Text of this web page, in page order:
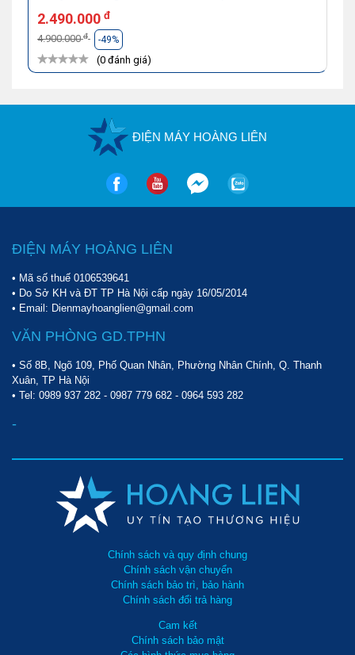
2.490.000 đ
4.900.000đ -49%
(0 đánh giá)
ĐIỆN MÁY HOÀNG LIÊN
ĐIỆN MÁY HOÀNG LIÊN
• Mã số thuế 0106539641
• Do Sở KH và ĐT TP Hà Nội cấp ngày 16/05/2014
• Email: Dienmayhoanglien@gmail.com
VĂN PHÒNG GD.TPHN
• Số 8B, Ngõ 109, Phố Quan Nhân, Phường Nhân Chính, Q. Thanh
Xuân, TP Hà Nội
• Tel: 0989 937 282 - 0987 779 682 - 0964 593 282
-
Chính sách và quy định chung
Chính sách vận chuyển
Chính sách bảo trì, bảo hành
Chính sách đổi trả hàng
Cam kết
Chính sách bảo mật